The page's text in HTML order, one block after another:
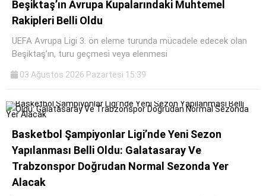
GENEL
EKONOMI
POLITIKA
DÜNYA
METEOROLOJI
SPOR
SERVISLER
Beşiktaş’ın Avrupa Kupalarındaki Muhtemel
Rakipleri Belli Oldu
UEFA Avrupa Ligi 3. ön eleme turunda mücadele edecek olan
Beşiktaş’ın, turu geçmesi veya elenmesi
03 Ağustos 2026 Pazartesi 15:39
Basketbol Şampiyonlar Ligi’nde Yeni Sezon
Yapılanması Belli Oldu: Galatasaray Ve
Trabzonspor Doğrudan Normal Sezonda Yer
Alacak